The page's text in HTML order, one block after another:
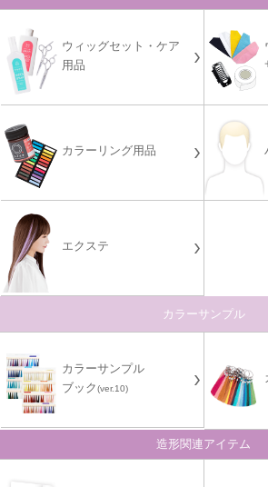
ウィッグセット・ケア
用品
カラーリング用品
エクステ
カラーサンプル
カラーサンプル
ブック(ver.10)
造形関連アイテム